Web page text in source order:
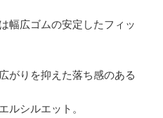
幅広ゴムの安定したフィッ
がりを抑えた落ち感のある
ルシルエット。